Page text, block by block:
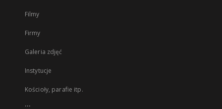
Filmy
Firmy
Galeria zdjęć
Instytucje
Kościoły, parafie itp.
...